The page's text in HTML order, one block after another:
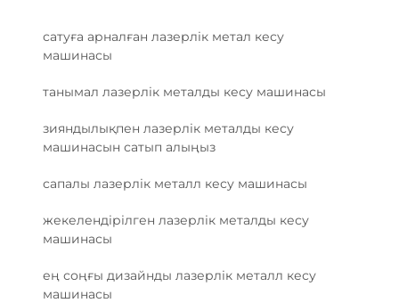
сатуға арналған лазерлік метал кесу
машинасы
танымал лазерлік металды кесу машинасы
зияндылықпен лазерлік металды кесу
машинасын сатып алыңыз
сапалы лазерлік металл кесу машинасы
жекелендірілген лазерлік металды кесу
машинасы
ең соңғы дизайнды лазерлік металл кесу
машинасы